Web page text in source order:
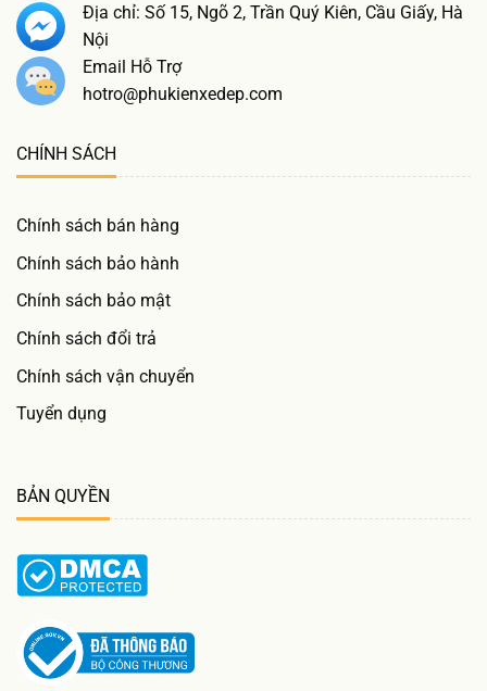
Địa chỉ: Số 15, Ngõ 2, Trần Quý Kiên, Cầu Giấy, Hà
Nội
Email Hỗ Trợ
hotro@phukienxedep.com
CHÍNH SÁCH
Chính sách bán hàng
Chính sách bảo hành
Chính sách bảo mật
Chính sách đổi trả
Chính sách vận chuyển
Tuyển dụng
BẢN QUYỀN